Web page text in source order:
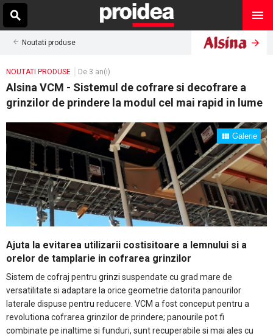
Noutati produse
NOUTATI PRODUSE De 3 an(i)
Alsina VCM - Sistemul de cofrare si decofrare a
grinzilor de prindere la modul cel mai rapid in lume
Galerie
Ajuta la evitarea utilizarii costisitoare a lemnului si a
orelor de tamplarie in cofrarea grinzilor
Sistem de cofraj pentru grinzi suspendate cu grad mare de
versatilitate si adaptare la orice geometrie datorita panourilor
laterale dispuse pentru reducere. VCM a fost conceput pentru a
revolutiona cofrarea grinzilor de prindere; panourile pot fi
combinate pe inaltime si funduri, sunt recuperabile si mai ales cu